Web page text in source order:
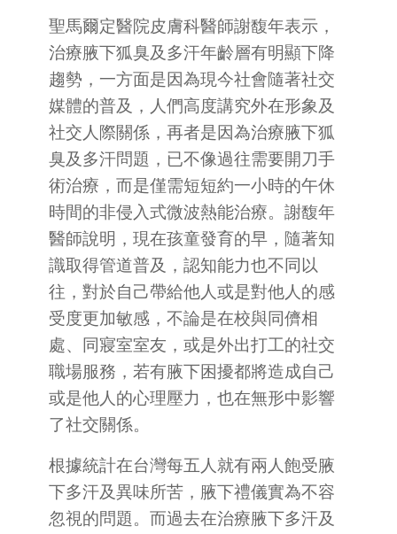
聖馬爾定醫院皮膚科醫師謝馥年表示，
治療腋下狐臭及多汗年齡層有明顯下降
趨勢，一方面是因為現今社會隨著社交
媒體的普及，人們高度講究外在形象及
社交人際關係，再者是因為治療腋下狐
臭及多汗問題，已不像過往需要開刀手
術治療，而是僅需短短約一小時的午休
時間的非侵入式微波熱能治療。謝馥年
醫師說明，現在孩童發育的早，隨著知
識取得管道普及，認知能力也不同以
往，對於自己帶給他人或是對他人的感
受度更加敏感，不論是在校與同儕相
處、同寢室室友，或是外出打工的社交
職場服務，若有腋下困擾都將造成自己
或是他人的心理壓力，也在無形中影響
了社交關係。
根據統計在台灣每五人就有兩人飽受腋
下多汗及異味所苦，腋下禮儀實為不容
忽視的問題。而過去在治療腋下多汗及